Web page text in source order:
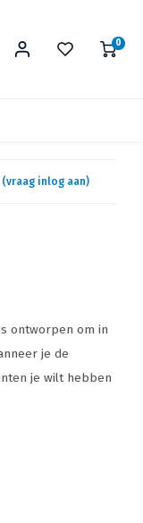
0
inlog aan)
ontworpen om in
je de
je wilt hebben